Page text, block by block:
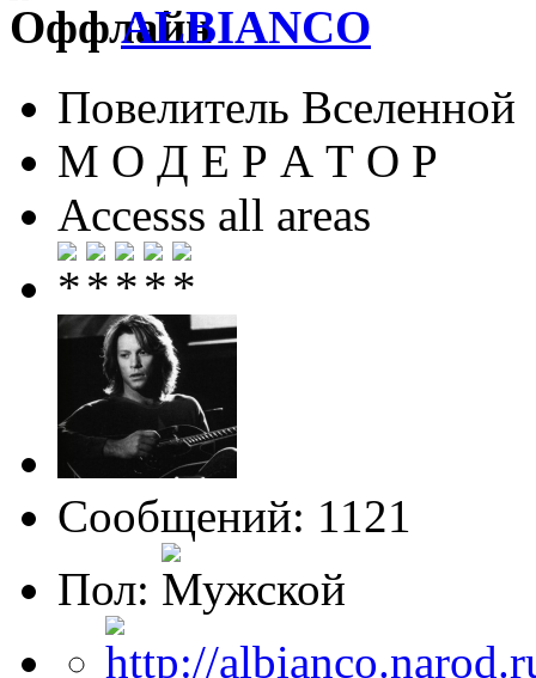
ALBIANCO
Повелитель Вселенной
М О Д Е Р А Т О Р
Accesss all areas
Сообщений: 1121
Пол: